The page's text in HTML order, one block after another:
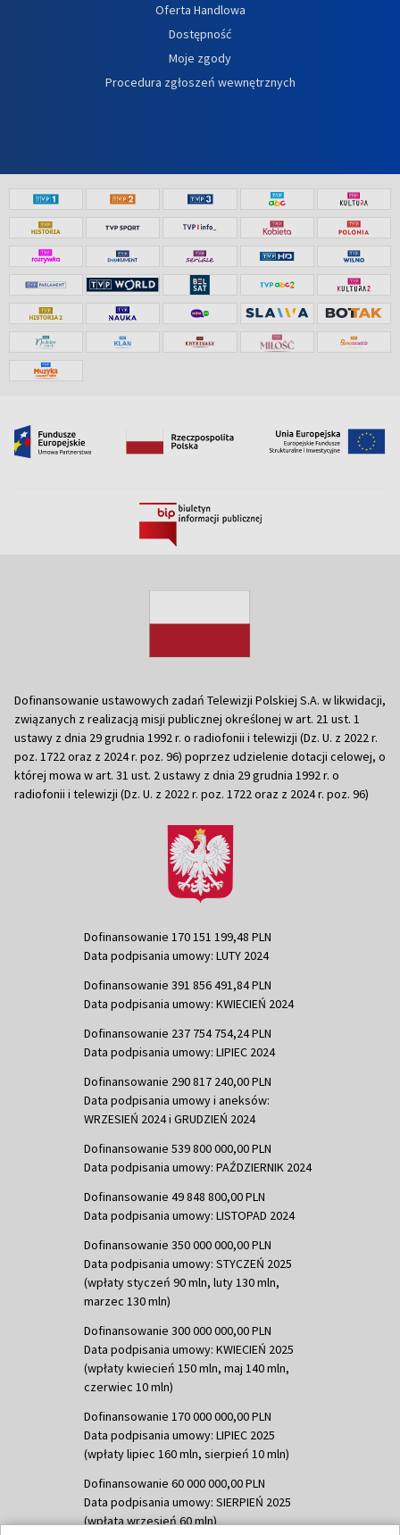
Oferta Handlowa
Dostępność
Moje zgody
Procedura zgłoszeń wewnętrznych
Dofinansowanie ustawowych zadań Telewizji Polskiej S.A. w likwidacji,
związanych z realizacją misji publicznej określonej w art. 21 ust. 1
ustawy z dnia 29 grudnia 1992 r. o radiofonii i telewizji (Dz. U. z 2022 r.
poz. 1722 oraz z 2024 r. poz. 96) poprzez udzielenie dotacji celowej, o
której mowa w art. 31 ust. 2 ustawy z dnia 29 grudnia 1992 r. o
radiofonii i telewizji (Dz. U. z 2022 r. poz. 1722 oraz z 2024 r. poz. 96)
Dofinansowanie 170 151 199,48 PLN
Data podpisania umowy: LUTY 2024
Dofinansowanie 391 856 491,84 PLN
Data podpisania umowy: KWIECIEŃ 2024
Dofinansowanie 237 754 754,24 PLN
Data podpisania umowy: LIPIEC 2024
Dofinansowanie 290 817 240,00 PLN
Data podpisania umowy i aneksów:
WRZESIEŃ 2024 i GRUDZIEŃ 2024
Dofinansowanie 539 800 000,00 PLN
Data podpisania umowy: PAŹDZIERNIK 2024
Dofinansowanie 49 848 800,00 PLN
Data podpisania umowy: LISTOPAD 2024
Dofinansowanie 350 000 000,00 PLN
Data podpisania umowy: STYCZEŃ 2025
(wpłaty styczeń 90 mln, luty 130 mln,
marzec 130 mln)
Dofinansowanie 300 000 000,00 PLN
Data podpisania umowy: KWIECIEŃ 2025
(wpłaty kwiecień 150 mln, maj 140 mln,
czerwiec 10 mln)
Dofinansowanie 170 000 000,00 PLN
Data podpisania umowy: LIPIEC 2025
(wpłaty lipiec 160 mln, sierpień 10 mln)
Dofinansowanie 60 000 000,00 PLN
Data podpisania umowy: SIERPIEŃ 2025
(wpłata wrzesień 60 mln)